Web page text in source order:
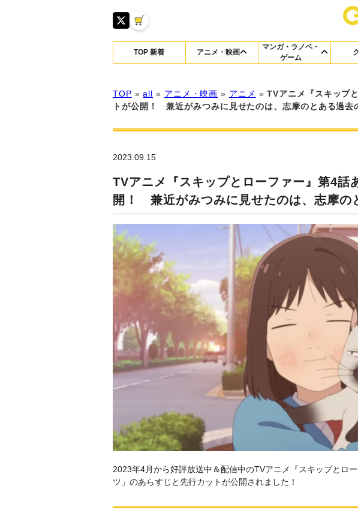
TOP 新着 アニメ・映画
マンガ・ラノベ・
ゲーム
TOP »all » アニメ・映画 » アニメ »TVアニメ『スキップ
トが公開！ 兼近がみつみに見せたのは、志摩のとある過
2023.09.15
TVアニメ『スキップとローファー』第4話
開！ 兼近がみつみに見せたのは、志摩の
2023年4月から好評放送中＆配信中のTVアニメ『スキップとロ
ツ」のあらすじと先行カットが公開されました！